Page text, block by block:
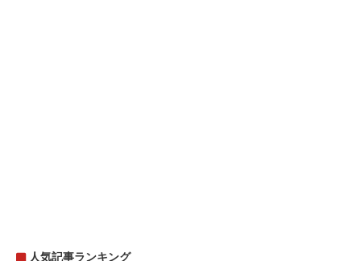
人気記事ランキング